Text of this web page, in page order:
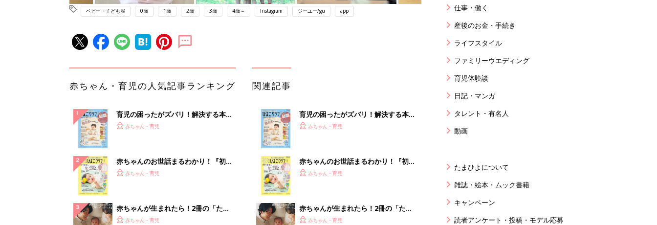
ベビー・子ども服 0歳 1歳 2歳 3歳 4歳～ Instagram ジーユー/gu app
赤ちゃん・育児の人気記事ランキング
育児の困ったがズバリ！解決する本
『ひよこクラブ 秋号』 4カ月～2才
赤ちゃん・育児
赤ちゃんのお世話まるわかり！『初め
てのひよこクラブ 夏号』〈巻頭大特
赤ちゃん・育児
赤ちゃんが生まれたら！2冊の「たま
ひよ」
赤ちゃん・育児
関連記事
育児の困ったがズバリ！解決する本
『ひよこクラブ 秋号』 4カ月～2才
赤ちゃん・育児
赤ちゃんのお世話まるわかり！『初め
てのひよこクラブ 夏号』〈巻頭大特
赤ちゃん・育児
赤ちゃんが生まれたら！2冊の「たま
ひよ」
赤ちゃん・育児
仕事・働く
産後のお金・手続き
ライフスタイル
ファミリーウエディング
育児体験談
日記・マンガ
タレント・有名人
動画
たまひよについて
雑誌・絵本・ムック書籍
キャンペーン
読者アンケート・投稿・モデル応募